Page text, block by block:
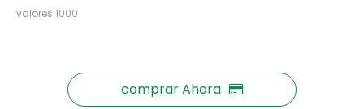
valores 1000
comprar Ahora